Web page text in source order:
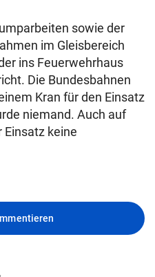
sowie der
im Gleisbereich
ins Feuerwehrhaus
Die Bundesbahnen
Kran für den Einsatz
niemand. Auch auf
Einsatz keine